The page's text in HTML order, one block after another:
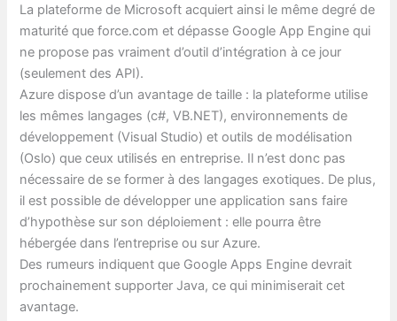
La plateforme de Microsoft acquiert ainsi le même degré de
maturité que force.com et dépasse Google App Engine qui
ne propose pas vraiment d’outil d’intégration à ce jour
(seulement des API).
Azure dispose d’un avantage de taille : la plateforme utilise
les mêmes langages (c#, VB.NET), environnements de
développement (Visual Studio) et outils de modélisation
(Oslo) que ceux utilisés en entreprise. Il n’est donc pas
nécessaire de se former à des langages exotiques. De plus,
il est possible de développer une application sans faire
d’hypothèse sur son déploiement : elle pourra être
hébergée dans l’entreprise ou sur Azure.
Des rumeurs indiquent que Google Apps Engine devrait
prochainement supporter Java, ce qui minimiserait cet
avantage.